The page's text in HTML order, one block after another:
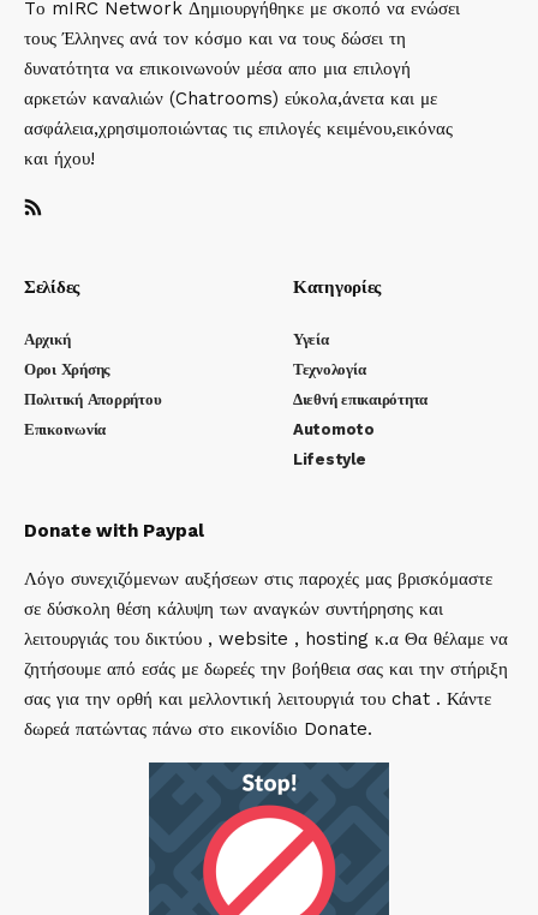
Tο mIRC Network Δημιουργήθηκε με σκοπό να ενώσει
τους Έλληνες ανά τον κόσμο και να τους δώσει τη
δυνατότητα να επικοινωνούν μέσα απο μια επιλογή
αρκετών καναλιών (Chatrooms) εύκολα,άνετα και με
ασφάλεια,χρησιμοποιώντας τις επιλογές κειμένου,εικόνας
και ήχου!
Σελίδες
Αρχική
Οροι Χρήσης
Πολιτική Απορρήτου
Επικοινωνία
Κατηγορίες
Υγεία
Τεχνολογία
Διεθνή επικαιρότητα
Automoto
Lifestyle
Donate with Paypal
Λόγο συνεχιζόμενων αυξήσεων στις παροχές μας βρισκόμαστε
σε δύσκολη θέση κάλυψη των αναγκών συντήρησης και
λειτουργιάς του δικτύου , website , hosting κ.α Θα θέλαμε να
ζητήσουμε από εσάς με δωρεές την βοήθεια σας και την στήριξη
σας για την ορθή και μελλοντική λειτουργιά του chat . Κάντε
δωρεά πατώντας πάνω στο εικονίδιο Donate.